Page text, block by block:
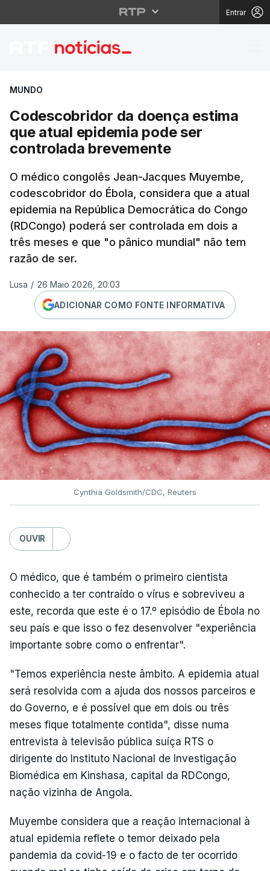
Entrar
Codescobridor da
MUNDO
Codescobridor da doença estima
que atual epidemia pode ser
controlada brevemente
O médico congolês Jean-Jacques Muyembe,
codescobridor do Ébola, considera que a atual
epidemia na República Democrática do Congo
(RDCongo) poderá ser controlada em dois a
três meses e que "o pânico mundial" não tem
razão de ser.
Lusa / 26 Maio 2026, 20:03
ADICIONAR COMO FONTE INFORMATIVA
Cynthia Goldsmith/CDC, Reuters
OUVIR
O médico, que é também o primeiro cientista
conhecido a ter contraído o vírus e sobreviveu a
este, recorda que este é o 17.º episódio de Ébola no
seu país e que isso o fez desenvolver "experiência
importante sobre como o enfrentar".
"Temos experiência neste âmbito. A epidemia atual
será resolvida com a ajuda dos nossos parceiros e
do Governo, e é possível que em dois ou três
meses fique totalmente contida", disse numa
entrevista à televisão pública suíça RTS o
dirigente do Instituto Nacional de Investigação
Biomédica em Kinshasa, capital da RDCongo,
nação vizinha de Angola.
Muyembe considera que a reação internacional à
atual epidemia reflete o temor deixado pela
pandemia da covid-19 e o facto de ter ocorrido